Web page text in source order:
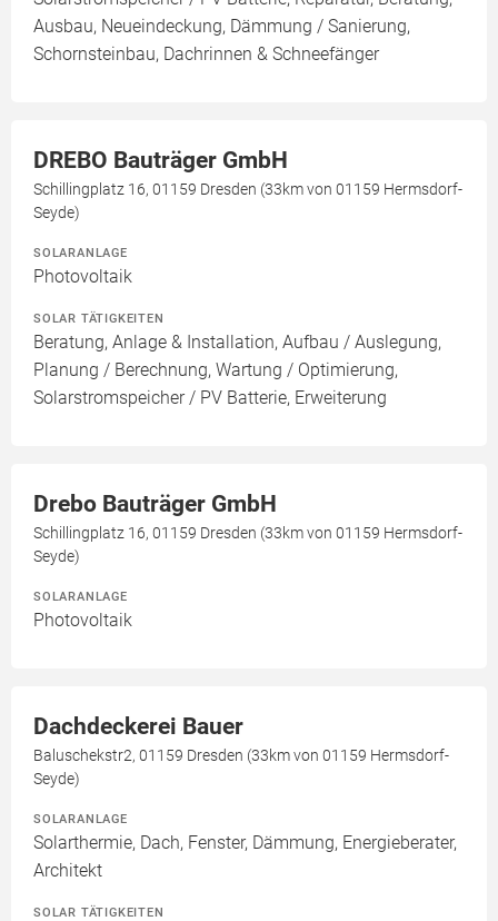
Ausbau, Neueindeckung, Dämmung / Sanierung,
Schornsteinbau, Dachrinnen & Schneefänger
DREBO Bauträger GmbH
Schillingplatz 16, 01159 Dresden (33km von 01159 Hermsdorf-
Seyde)
SOLARANLAGE
Photovoltaik
SOLAR TÄTIGKEITEN
Beratung, Anlage & Installation, Aufbau / Auslegung,
Planung / Berechnung, Wartung / Optimierung,
Solarstromspeicher / PV Batterie, Erweiterung
Drebo Bauträger GmbH
Schillingplatz 16, 01159 Dresden (33km von 01159 Hermsdorf-
Seyde)
SOLARANLAGE
Photovoltaik
Dachdeckerei Bauer
Baluschekstr2, 01159 Dresden (33km von 01159 Hermsdorf-
Seyde)
SOLARANLAGE
Solarthermie, Dach, Fenster, Dämmung, Energieberater,
Architekt
SOLAR TÄTIGKEITEN